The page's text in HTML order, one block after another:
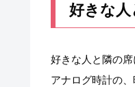
好きな
好きな人と隣の席
アナログ時計の